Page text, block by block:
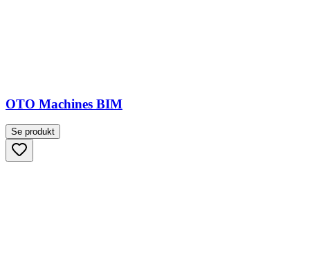
OTO Machines BIM
Se produkt